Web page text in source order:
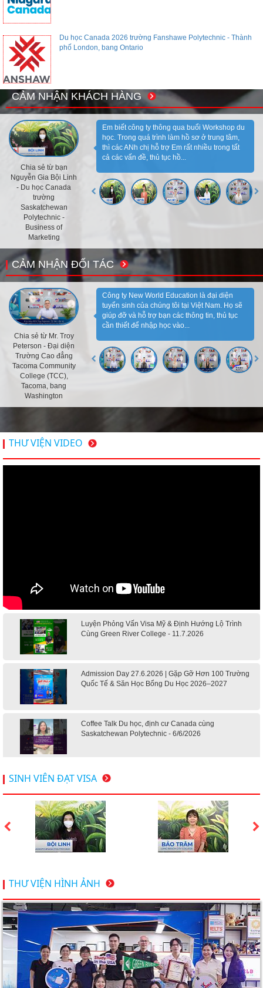
Du học Canada 2026 trường Fanshawe Polytechnic - Thành
phố London, bang Ontario
CẢM NHẬN KHÁCH HÀNG
Chia sẻ từ bạn
Nguyễn Gia Bội Linh
- Du học Canada
trường
Saskatchewan
Polytechnic -
Business of
Marketing
Em biết công ty thông qua buổi Workshop du
học. Trong quá trình làm hồ sơ ở trung tâm,
thì các ANh chị hỗ trợ Em rất nhiều trong tất
cả các vấn đề, thủ tục hồ...
CẢM NHẬN ĐỐI TÁC
Chia sẻ từ Mr. Troy
Peterson - Đại diện
Trường Cao đẳng
Tacoma Community
College (TCC),
Tacoma, bang
Washington
Công ty New World Education là đại diện
tuyển sinh của chúng tôi tại Việt Nam. Họ sẽ
giúp đỡ và hỗ trợ bạn các thông tin, thủ tục
cần thiết để nhập học vào...
THƯ VIỆN VIDEO
Luyện Phỏng Vấn Visa Mỹ & Định Hướng Lộ Trình
Cùng Green River College - 11.7.2026
Admission Day 27.6.2026 | Gặp Gỡ Hơn 100 Trường
Quốc Tế & Săn Học Bổng Du Học 2026–2027
Coffee Talk Du học, định cư Canada cùng
Saskatchewan Polytechnic - 6/6/2026
Hội thảo du học Mỹ 18.4.2026 - Đại học Mỹ học phí
dưới 20k/ năm
Du học Mỹ 2026 - Lấy bằng cử nhân lúc 20 tuổi cùng
chương trình High School Completion, Washington
bạn khám phá
Du học Mỹ năm 2026: Cơ hội học tập và trải nghiệm tại
nền giáo dục hàng đầu
TƯ VẤN DU HỌC TOÀN DIỆN – BƯỚC ĐỆM VỮNG
CHẮC TỪ NEW WORLD EDUCATION
SINH VIÊN ĐẠT VISA
THƯ VIỆN HÌNH ẢNH